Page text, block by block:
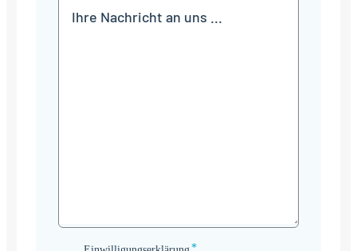
Einwilligungserklärung